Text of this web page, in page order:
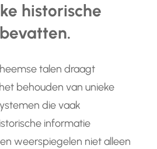
historische
talen draagt
behouden van unieke
die vaak
informatie
weerspiegelen niet alleen